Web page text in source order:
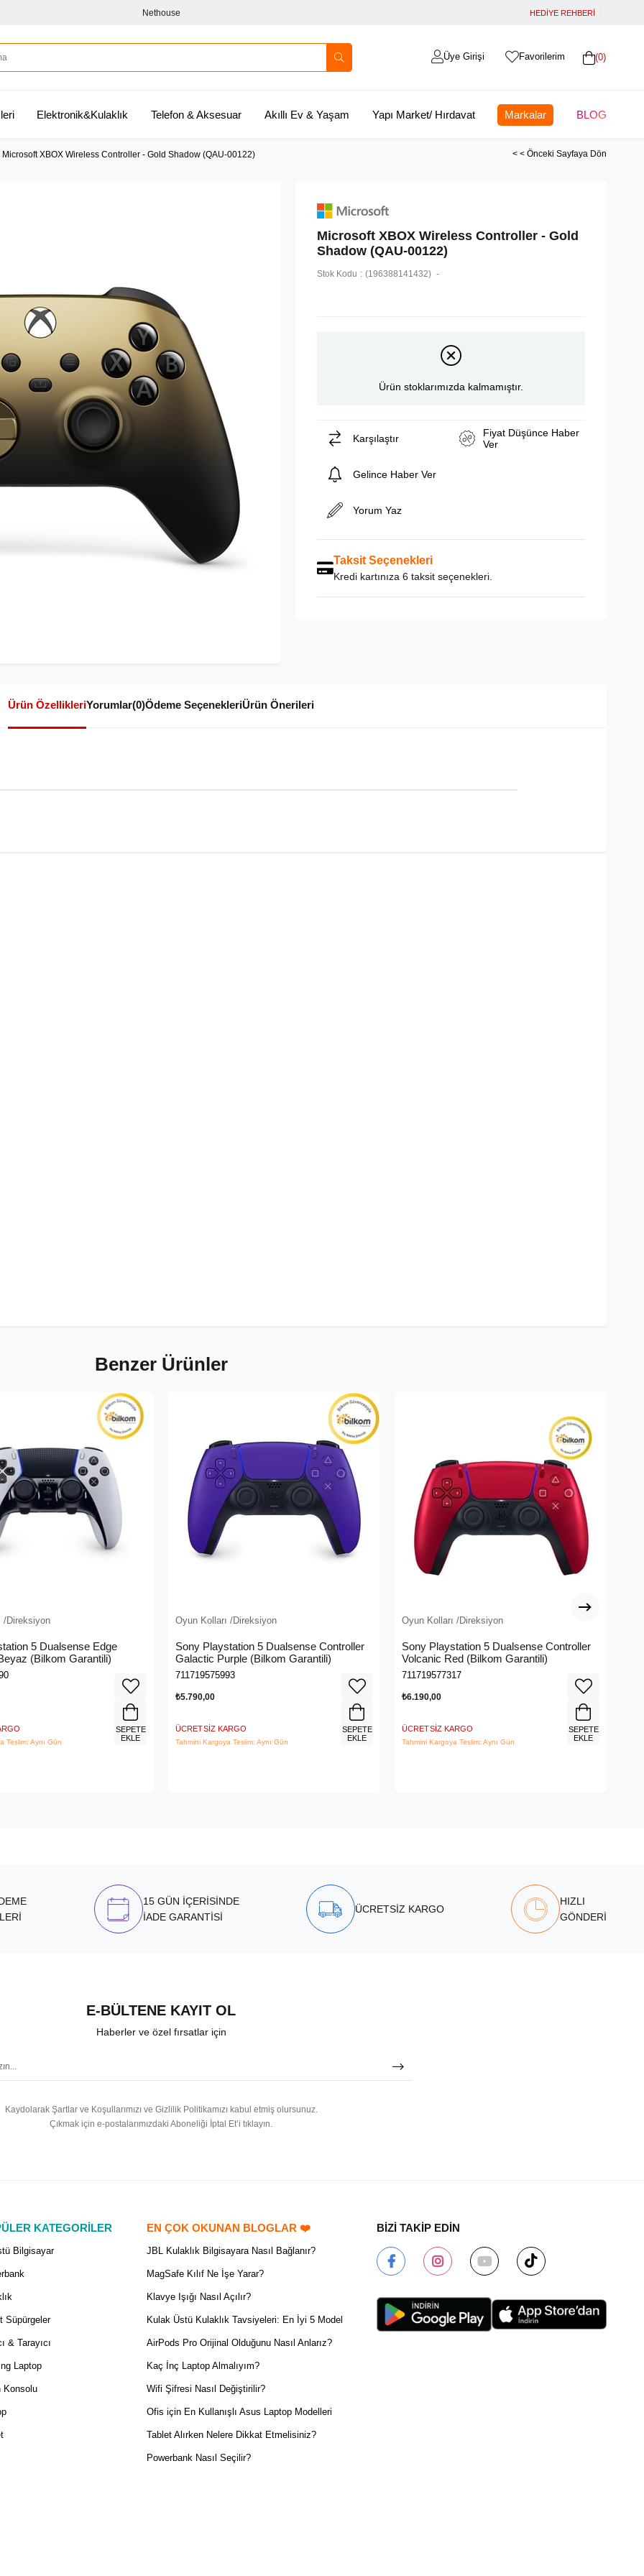
Nethouse HEDİYE REHBERİ
0
Favorilerim
Üye Girişi
Elektronik&Kulaklık Telefon & Aksesuar Akıllı Ev & Yaşam Yapı Market/ Hırdavat Markalar BLOG
Microsoft XBOX Wireless Controller - Gold Shadow (QAU-00122) < < Önceki Sayfaya Dön
Microsoft XBOX Wireless Controller - Gold
Shadow (QAU-00122)
Stok Kodu (196388141432)
Ürün stoklarımızda kalmamıştır.
Karşılaştır
Fiyat Düşünce Haber
Ver
Gelince Haber Ver
Yorum Yaz
Taksit Seçenekleri
Kredi kartınıza 6 taksit seçenekleri.
Ürün ÖzellikleriYorumlar(0)Ödeme SeçenekleriÜrün Önerileri
Benzer Ürünler
/Direksiyon
5 Dualsense Edge
(Bilkom Garantili)
Teslim: Aynı Gün
SEPETE
EKLE
Oyun Kolları /Direksiyon
Sony Playstation 5 Dualsense Controller
Galactic Purple (Bilkom Garantili)
711719575993
₺5.790,00
ÜCRETSIZ KARGO
Tahmini Kargoya Teslim: Aynı Gün
SEPETE
EKLE
Oyun Kolları /Direksiyon
Sony Playstation 5 Dualsense Controller
Volcanic Red (Bilkom Garantili)
711719577317
₺6.190,00
ÜCRETSIZ KARGO
Tahmini Kargoya Teslim: Aynı Gün
SEPETE
EKLE
15 GÜN İÇERİSİNDE
İADE GARANTİSİ
ÜCRETSİZ KARGO
HIZLI
GÖNDERİ
E-BÜLTENE KAYIT OL
Haberler ve özel fırsatlar için
Kaydolarak Şartlar ve Koşullarımızı ve Gizlilik Politikamızı kabul etmiş olursunuz.
Çıkmak için e-postalarımızdaki Aboneliği İptal Et’i tıklayın.
KATEGORİLER
Bilgisayar
Süpürgeler
& Tarayıcı
Laptop
Konsolu
EN ÇOK OKUNAN BLOGLAR ❤️
JBL Kulaklık Bilgisayara Nasıl Bağlanır?
MagSafe Kılıf Ne İşe Yarar?
Klavye Işığı Nasıl Açılır?
Kulak Üstü Kulaklık Tavsiyeleri: En İyi 5 Model
AirPods Pro Orijinal Olduğunu Nasıl Anlarız?
Kaç İnç Laptop Almalıyım?
Wifi Şifresi Nasıl Değiştirilir?
Ofis için En Kullanışlı Asus Laptop Modelleri
Tablet Alırken Nelere Dikkat Etmelisiniz?
Powerbank Nasıl Seçilir?
BİZİ TAKİP EDİN